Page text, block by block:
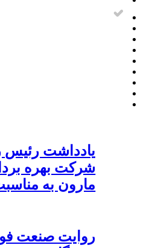
یادداشت
شرکت بهره
مارون به
روایت صنعت